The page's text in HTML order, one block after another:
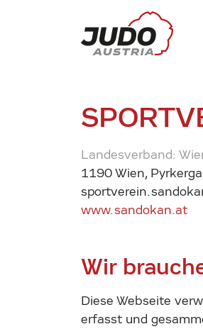
Landesverband:
1190 Wien,
www.sandokan.at
Wir
Diese Webseite
erfasst und